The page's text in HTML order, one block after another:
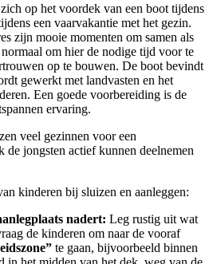
op het voordek van een boot tijdens
een vaarvakantie met het gezin.
zijn mooie momenten om samen als
om hier de nodige tijd voor te
op te bouwen. De boot bevindt
gewerkt met landvasten en het
Een goede voorbereiding is de
ervaring.
veel gezinnen voor een
de jongsten actief kunnen deelnemen
kinderen bij sluizen en aanleggen:
nadert: Leg rustig uit wat
de kinderen om naar de vooraf
te gaan, bijvoorbeeld binnen